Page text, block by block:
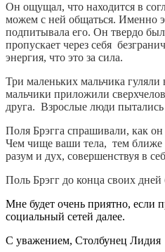
Он ощущал, что находится в
можем с ней общаться. Именно
подпитывала его. Он твердо
пропускает через себя
энергия, что это за сила.
Три маленьких мальчика гуляли
мальчики приложили
друга. Взрослые люди
Поля Брэгга спрашивали, как он
Чем чище ваши тела, тем ближе
разум и дух, совершенствуя в
Поль Брэгг до конца своих
Мне будет очень приятно, если
социальный сетей далее.
С уважением, Столбунец Лидия